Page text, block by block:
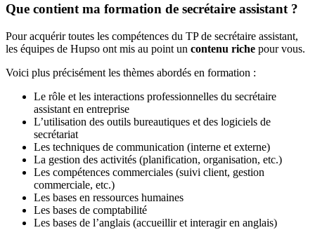
Que contient ma formation de secrétaire assistant ?
Pour acquérir toutes les compétences du TP de secrétaire assistant,
les équipes de Hupso ont mis au point un contenu riche pour vous.
Voici plus précisément les thèmes abordés en formation :
Le rôle et les interactions professionnelles du secrétaire
assistant en entreprise
L’utilisation des outils bureautiques et des logiciels de
secrétariat
Les techniques de communication (interne et externe)
La gestion des activités (planification, organisation, etc.)
Les compétences commerciales (suivi client, gestion
commerciale, etc.)
Les bases en ressources humaines
Les bases de comptabilité
Les bases de l’anglais (accueillir et interagir en anglais)